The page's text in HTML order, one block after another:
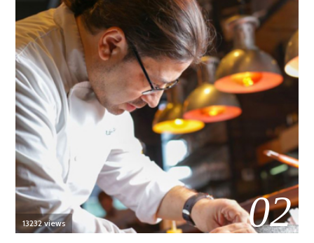
02
13232 views